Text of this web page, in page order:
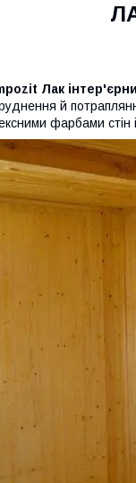
Лак
й
фарбами стін